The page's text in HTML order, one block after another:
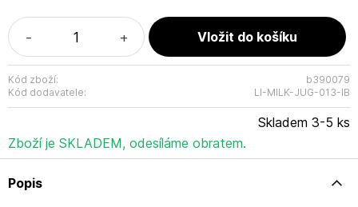
XH Montfoort Kontakt: info@bastioncollections.nl
Vyrobeno v PRC pro BC.
- +
Kód zboží:
b390079
Kód dodavatele:
LI-MILK-JUG-013-IB
Skladem 3-5 ks
Zboží je SKLADEM, odesíláme obratem.
Popis